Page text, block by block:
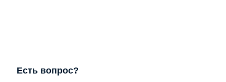
Есть вопрос?